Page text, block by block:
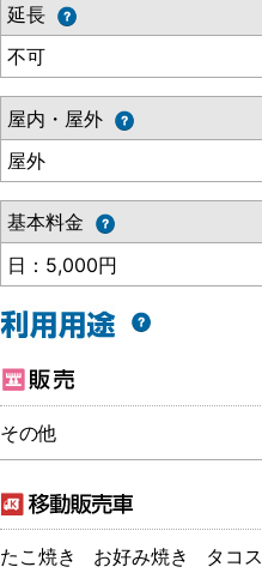
延長
不可
屋内・屋外
屋外
基本料金
日：5,000円
その他
たこ焼き お好み焼き タコス